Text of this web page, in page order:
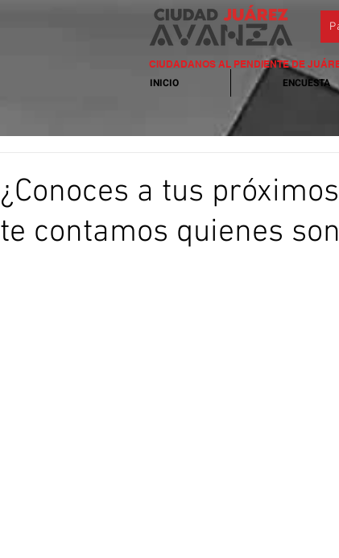
CIUDADANOS AL PENDIENTE DE
INICIO ENCUESTA
¿Conoces a tus
te contamos quienes